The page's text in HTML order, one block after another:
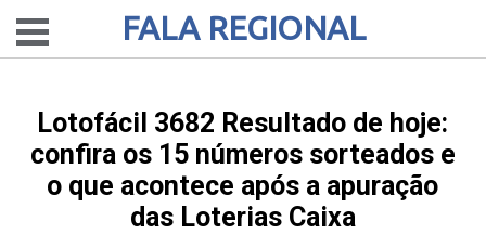
FALA REGIONAL
Lotofácil 3682 Resultado de hoje:
confira os 15 números sorteados e
o que acontece após a apuração
das Loterias Caixa